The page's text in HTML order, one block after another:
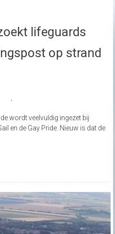
lifeguards
op strand
wordt veelvuldig ingezet bij
en de Gay Pride. Nieuw is dat de